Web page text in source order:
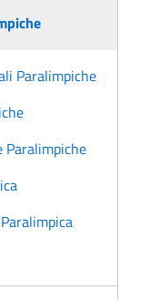
Paralimpiche
Paralimpiche